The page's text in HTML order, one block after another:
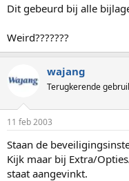
Dit gebeurd bij alle
Weird???????
wajang
Terugkerende
11 feb 2003
Staan de
Kijk maar bij Extra/
staat aangevinkt.